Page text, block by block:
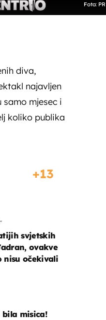
Foto: PR
diva,
najavljen
samo mjesec i
koliko publika
13
svjetskih
ovakve
nisu očekivali
misica!